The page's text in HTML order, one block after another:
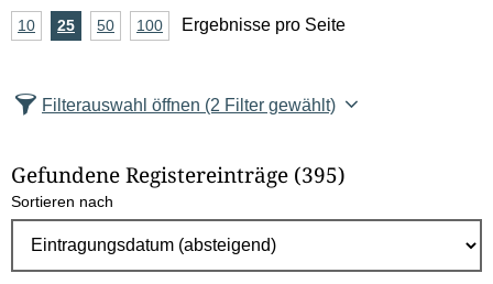
zurück
A
z
l
E
g
10Ergebnisse
25Ergebnisse
50Ergebnisse
100Ergebnisse
Ergebnisse pro Seite
Filterauswahl öffnen (2 Filter gewählt)
Gefundene Registereinträge (395)
Sortieren nach